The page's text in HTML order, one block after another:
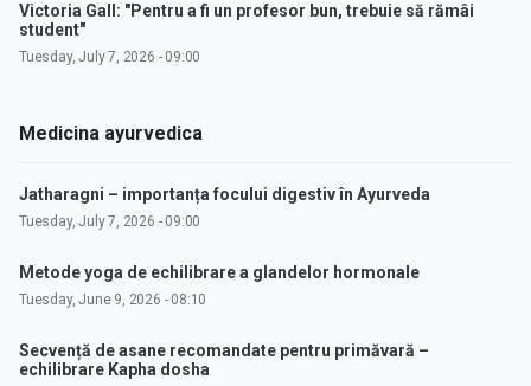
Victoria Gall: "Pentru a fi un profesor bun, trebuie să rămâi
student"
Tuesday, July 7, 2026 - 09:00
Medicina ayurvedica
Jatharagni – importanța focului digestiv în Ayurveda
Tuesday, July 7, 2026 - 09:00
Metode yoga de echilibrare a glandelor hormonale
Tuesday, June 9, 2026 - 08:10
Secvență de asane recomandate pentru primăvară –
echilibrare Kapha dosha